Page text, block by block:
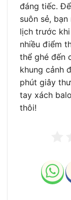
đáng tiếc.
suôn sẻ,
lịch trước
nhiều điểm
thể ghé đến
khung cảnh
phút giây
tay xách
thôi!